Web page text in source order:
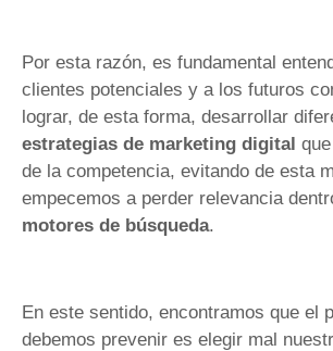
Por esta razón, es fundamental
clientes potenciales y a los futuros
lograr, de esta forma, desarrollar
estrategias de marketing digital
de la competencia, evitando de esta
empecemos a perder relevancia
motores de búsqueda.
En este sentido, encontramos que el
debemos prevenir es elegir mal